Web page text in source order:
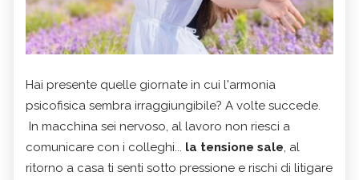
Hai presente quelle giornate in cui l'armonia
psicofisica sembra irraggiungibile? A volte succede.
In macchina sei nervoso, al lavoro non riesci a
comunicare con i colleghi... la tensione sale, al
ritorno a casa ti senti sotto pressione e rischi di litigare